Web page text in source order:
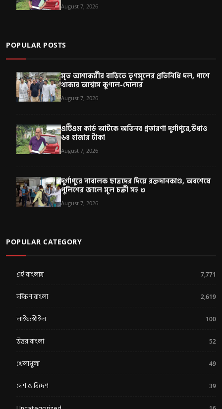
August 7, 2026
POPULAR POSTS
মৃত আশাকর্মীর বাড়িতে তৃণমূলের প্রতিনিধি দল, পাশে
থাকার আশ্বাস কুণাল-দোলার
August 7, 2026
এটিএম কার্ড আটকে অভিনব প্রতারণা দুর্গাপুরে,উধাও
৬৪ হাজার টাকা
August 7, 2026
দুর্গাপুরে নাবালক ছাত্রদের দিয়ে রক্তদানকাণ্ড, অবশেষে
পুলিশের জালে মূল চক্রী সহ ৩
August 7, 2026
POPULAR CATEGORY
এই বাংলায় 7,771
দক্ষিণ বাংলা 2,619
লাইফস্টাইল 100
উত্তর বাংলা 52
খেলাধুলা 49
দেশ ও বিদেশ 39